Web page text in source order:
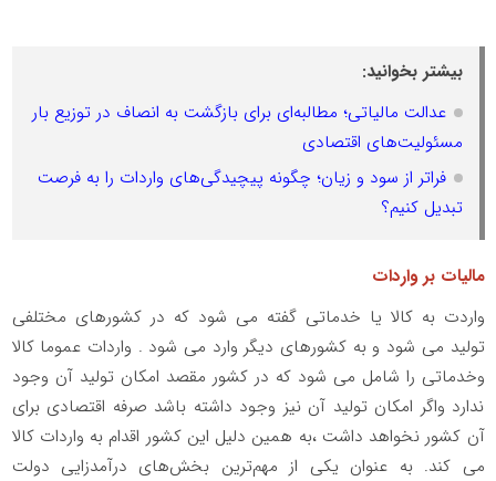
بیشتر بخوانید:
عدالت مالیاتی؛ مطالبه‌ای برای بازگشت به انصاف در توزیع بار
مسئولیت‌های اقتصادی
فراتر از سود و زیان؛ چگونه پیچیدگی‌های واردات را به فرصت
تبدیل کنیم؟
مالیات بر واردات
واردت به کالا یا خدماتی گفته می شود که در کشورهای مختلفی
تولید می شود و به کشورهای دیگر وارد می شود . واردات عموما کالا
وخدماتی را شامل می شود که در کشور مقصد امکان تولید آن وجود
ندارد واگر امکان تولید آن نیز وجود داشته باشد صرفه اقتصادی برای
آن کشور نخواهد داشت ،به همین دلیل این کشور اقدام به واردات کالا
می کند. به عنوان یکی از مهم‌ترین بخش‌های درآمدزایی دولت